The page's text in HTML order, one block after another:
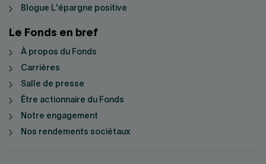
Blogue L'épargne positive
Le Fonds en bref
À propos du Fonds
Carrières
Salle de presse
Être actionnaire du Fonds
Notre engagement
Nos rendements sociétaux